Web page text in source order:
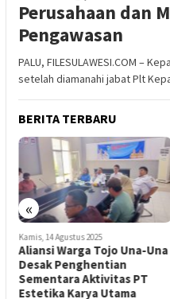
Perusahaan dan
Pengawasan
PALU, FILESULAWESI.COM –
setelah diamanahi jabat Plt
BERITA TERBARU
«
Kamis, 14 Agustus 2025
Aliansi Warga Tojo Una-Una
Desak Penghentian
Sementara Aktivitas PT
Estetika Karya Utama